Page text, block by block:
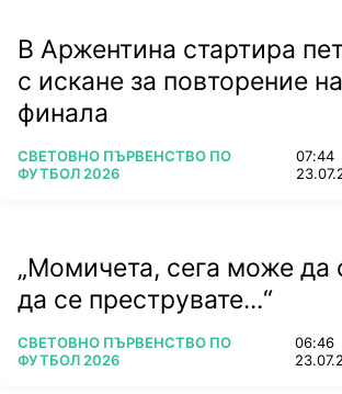
В Аржентина стартира
с искане за повторение на
финала
ПОВЕЧЕ ОТ
СВЕТОВНО ПЪРВЕНСТВО ПО
ФУТБОЛ 2026
07:44
„Момичета, сега може да
да се преструвате...“
ПОВЕЧЕ ОТ
СВЕТОВНО ПЪРВЕНСТВО ПО
ФУТБОЛ 2026
06:46